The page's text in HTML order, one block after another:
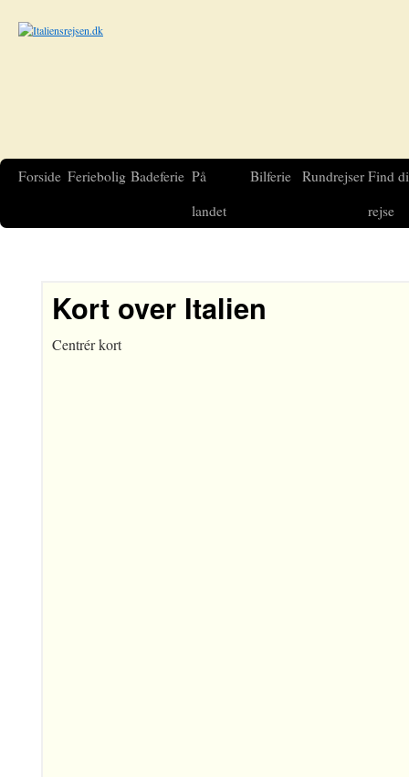
Forside Feriebolig Badeferie På
landet
Bilferie Rundrejser Find
rejse
Kort over Italien
Centrér kort